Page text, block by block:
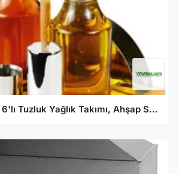
Groovy GRV-19, 6'lı Tuzluk Yağlık Takımı, Ahşap Standlı